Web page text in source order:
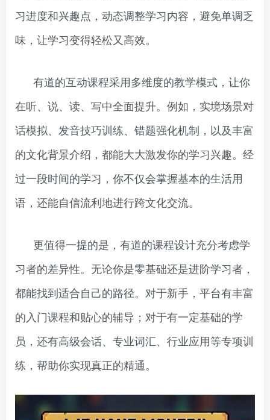
习进度和兴趣点，动态调整学习内容，避免单调乏
味，让学习变得轻松又高效。
有道的互动课程采用多维度的教学模式，让你
在听、说、读、写中全面提升。例如，实境场景对
话模拟、发音技巧训练、错题强化机制，以及丰富
的文化背景介绍，都能大大激发你的学习兴趣。经
过一段时间的学习，你不仅会掌握基本的生活用
语，还能自信流利地进行跨文化交流。
更值得一提的是，有道的课程设计充分考虑学
习者的差异性。无论你是零基础还是进阶学习者，
都能找到适合自己的路径。对于新手，平台有丰富
的入门课程和贴心的辅导；对于有一定基础的学
员，还有高级会话、专业词汇、行业应用等专项训
练，帮助你实现真正的精通。